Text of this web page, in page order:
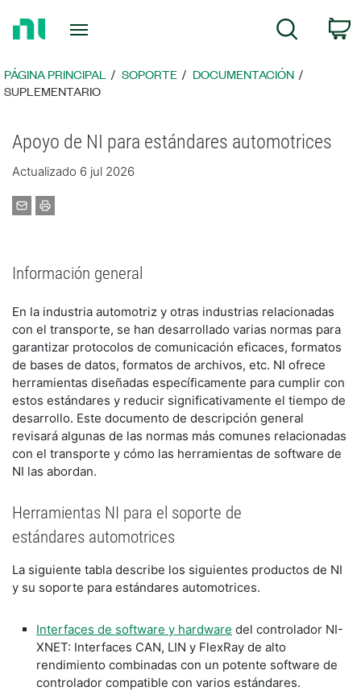
página
principal
Búsqueda
PÁGINA PRINCIPAL SOPORTE
DOCUMENTACIÓN
SUPLEMENTARIO
Apoyo de NI para estándares automotrices
Actualizado 6 jul 2026
Información general
En la industria automotriz y otras industrias relacionadas
con el transporte, se han desarrollado varias normas para
garantizar protocolos de comunicación eficaces, formatos
de bases de datos, formatos de archivos, etc. NI ofrece
herramientas diseñadas específicamente para cumplir con
estos estándares y reducir significativamente el tiempo de
desarrollo. Este documento de descripción general
revisará algunas de las normas más comunes relacionadas
con el transporte y cómo las herramientas de software de
NI las abordan.
Herramientas NI para el soporte de
estándares automotrices
La siguiente tabla describe los siguientes productos de NI
y su soporte para estándares automotrices.
Interfaces de software y hardware del controlador NI-
XNET: Interfaces CAN, LIN y FlexRay de alto
rendimiento combinadas con un potente software de
controlador compatible con varios estándares.